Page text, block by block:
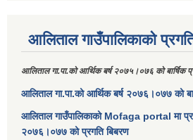
आलिताल गाउँपालिकाको
आलिताल गा.पा.को आर्थिक बर्ष २०७५।०७६ को बार्षिक
आलिताल गा.पा.को आर्थिक बर्ष २०७६।०७७ को
आलिताल गाउँपालिकाको Mofaga portal मा
२०७६।०७७ को प्रगति बिबरण